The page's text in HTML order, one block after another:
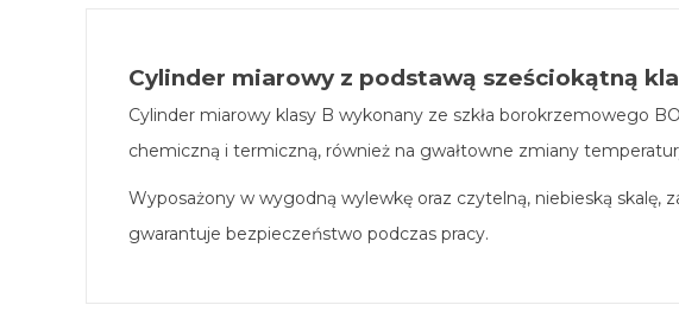
Cylinder miarowy z podstawą sześciokątną
Cylinder miarowy klasy B wykonany ze szkła borokrzemowego
chemiczną i termiczną, również na gwałtowne zmiany
Wyposażony w wygodną wylewkę oraz czytelną, niebieską
gwarantuje bezpieczeństwo podczas pracy.